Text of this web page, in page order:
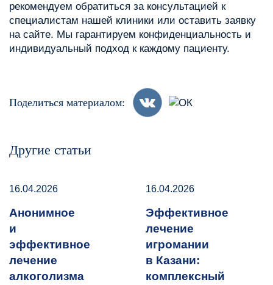
рекомендуем обратиться за консультацией к
специалистам нашей клиники или оставить заявку
на сайте. Мы гарантируем конфиденциальность и
индивидуальный подход к каждому пациенту.
Поделиться материалом:
Другие статьи
16.04.2026
Анонимное
и
эффективное
лечение
алкоголизма
16.04.2026
Эффективное
лечение
игромании
в Казани:
комплексный